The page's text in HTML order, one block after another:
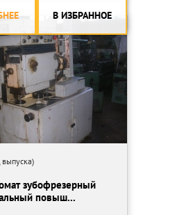
В ИЗБРАННОЕ
зубофрезерный
повыш...